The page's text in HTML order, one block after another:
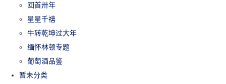
回首卅年
星星千禧
牛转乾坤过大年
缅怀林顿专题
葡萄酒品鉴
暂未分类